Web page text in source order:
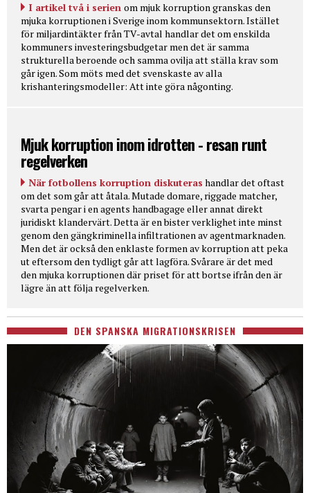
I artikel två i serien om mjuk korruption granskas den
mjuka korruptionen i Sverige inom kommunsektorn. Istället
för miljardintäkter från TV-avtal handlar det om enskilda
kommuners investeringsbudgetar men det är samma
strukturella beroende och samma ovilja att ställa krav som
går igen. Som möts med det svenskaste av alla
krishanteringsmodeller: Att inte göra någonting.
Mjuk korruption inom idrotten - resan runt
regelverken
När fotbollens korruption diskuteras handlar det oftast
om det som går att åtala. Mutade domare, riggade matcher,
svarta pengar i en agents handbagage eller annat direkt
juridiskt klandervärt. Detta är en bister verklighet inte minst
genom den gängkriminella infiltrationen av agentmarknaden.
Men det är också den enklaste formen av korruption att peka
ut eftersom den tydligt går att lagföra. Svårare är det med
den mjuka korruptionen där priset för att bortse ifrån den är
lägre än att följa regelverken.
DEN SPANSKA MIGRATIONSKRISEN